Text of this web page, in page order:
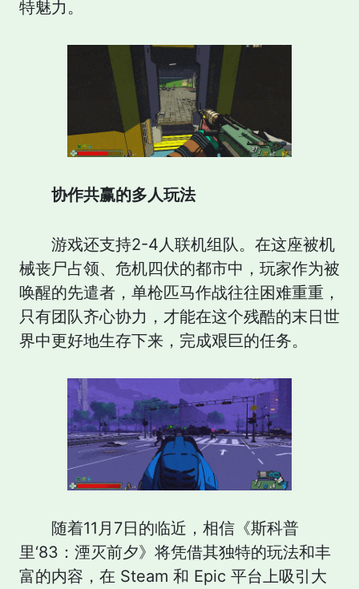
特魅力。
协作共赢的多人玩法
游戏还支持2-4人联机组队。在这座被机
械丧尸占领、危机四伏的都市中，玩家作为被
唤醒的先遣者，单枪匹马作战往往困难重重，
只有团队齐心协力，才能在这个残酷的末日世
界中更好地生存下来，完成艰巨的任务。
随着11月7日的临近，相信《斯科普
里‘83：湮灭前夕》将凭借其独特的玩法和丰
富的内容，在 Steam 和 Epic 平台上吸引大